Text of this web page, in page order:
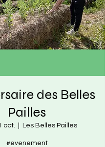
des Belles
Pailles
oct. Les Belles Pailles
#evenement